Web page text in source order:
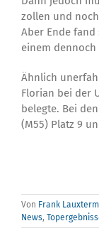
zollen und
Aber Ende
einem dennoch
Ähnlich
Florian bei der
belegte. Bei
(M55) Platz 9
Von Frank
News,